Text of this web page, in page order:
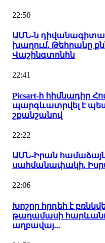
22:50
ԱՄՆ-ն
խաղում. Թեհրանը
Վաշինգտոնին
22:41
Picsart-ի հիմնադիր
պարգևատրվել է
շքանշանով
22:22
ԱՄՆ-Իրան
սահմանափակի.
22:06
Խոշոր հրդեհ է
թաղամասի
աղբավայ...